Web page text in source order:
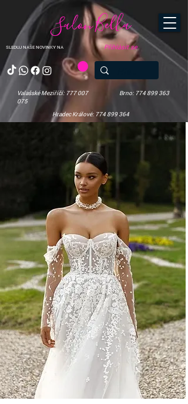
SLEDUJ NAŠE NOVINKY NA
Salon Bella
Valašské Meziříčí: 777 007
075
Brno: 774 899 363
Hradec Králové: 774 899 364
Přihlásit se